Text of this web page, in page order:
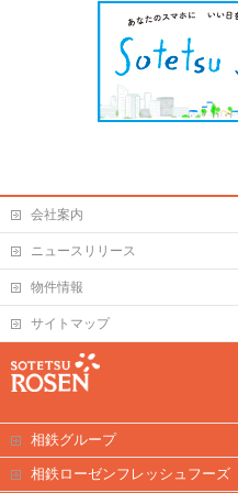
会社案内
ニュースリリース
物件情報
サイトマップ
相鉄グループ
相鉄ローゼンフレッシュフーズ